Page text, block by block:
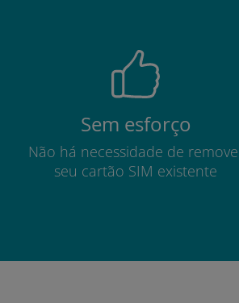
Sem esforço
Não há necessidade de
seu cartão SIM existente